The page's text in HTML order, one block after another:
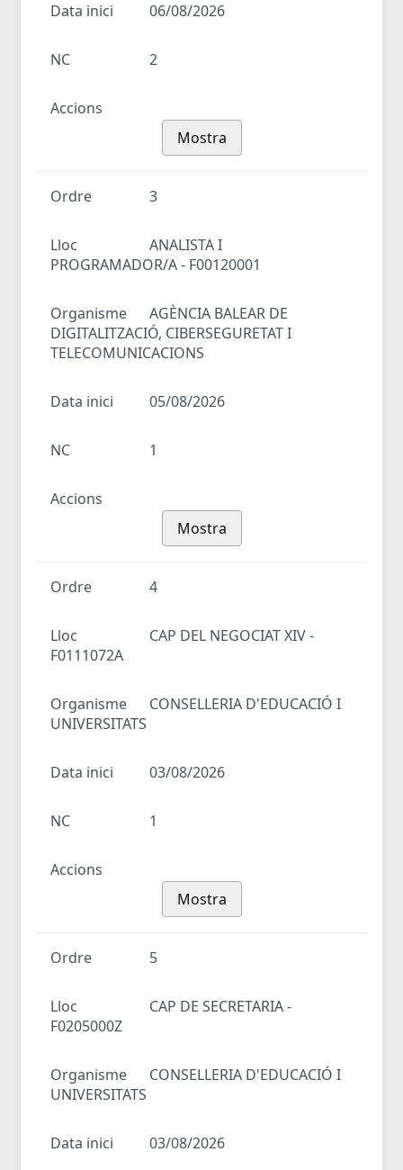
Data inici 06/08/2026
NC 2
Accions
Mostra
Ordre 3
Lloc
ANALISTA I
PROGRAMADOR/A - F00120001
Organisme
AGÈNCIA BALEAR DE
DIGITALITZACIÓ, CIBERSEGURETAT I
TELECOMUNICACIONS
Data inici 05/08/2026
NC 1
Accions
Mostra
Ordre 4
Lloc
CAP DEL NEGOCIAT XIV -
F0111072A
Organisme
CONSELLERIA D'EDUCACIÓ I
UNIVERSITATS
Data inici 03/08/2026
NC 1
Accions
Mostra
Ordre 5
Lloc
CAP DE SECRETARIA -
F0205000Z
Organisme
CONSELLERIA D'EDUCACIÓ I
UNIVERSITATS
Data inici 03/08/2026